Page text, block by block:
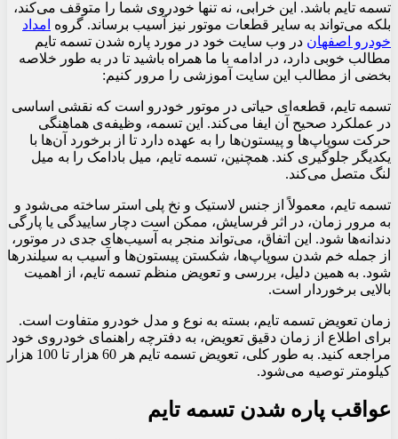
تسمه تایم باشد. این خرابی، نه تنها خودروی شما را متوقف می‌کند،
بلکه می‌تواند به سایر قطعات موتور نیز آسیب برساند. گروه امداد
خودرو اصفهان در وب سایت خود در مورد پاره شدن تسمه تایم
مطالب خوبی دارد، در ادامه با ما همراه باشید تا در به طور خلاصه
بخضی از مطالب این سایت آموزشی را مرور کنیم:
تسمه تایم، قطعه‌ای حیاتی در موتور خودرو است که نقشی اساسی
در عملکرد صحیح آن ایفا می‌کند. این تسمه، وظیفه‌ی هماهنگی
حرکت سوپاپ‌ها و پیستون‌ها را به عهده دارد تا از برخورد آن‌ها با
یکدیگر جلوگیری کند. همچنین، تسمه تایم، میل بادامک را به میل
لنگ متصل می‌کند.
تسمه تایم، معمولاً از جنس لاستیک و نخ پلی استر ساخته می‌شود و
به مرور زمان، در اثر فرسایش، ممکن است دچار ساییدگی یا پارگی
دندانه‌ها شود. این اتفاق، می‌تواند منجر به آسیب‌های جدی در موتور،
از جمله خم شدن سوپاپ‌ها، شکستن پیستون‌ها و آسیب به سیلندرها
شود. به همین دلیل، بررسی و تعویض منظم تسمه تایم، از اهمیت
بالایی برخوردار است.
زمان تعویض تسمه تایم، بسته به نوع و مدل خودرو متفاوت است.
برای اطلاع از زمان دقیق تعویض، به دفترچه راهنمای خودروی خود
مراجعه کنید. به طور کلی، تعویض تسمه تایم هر 60 هزار تا 100 هزار
کیلومتر توصیه می‌شود.
عواقب پاره شدن تسمه تایم